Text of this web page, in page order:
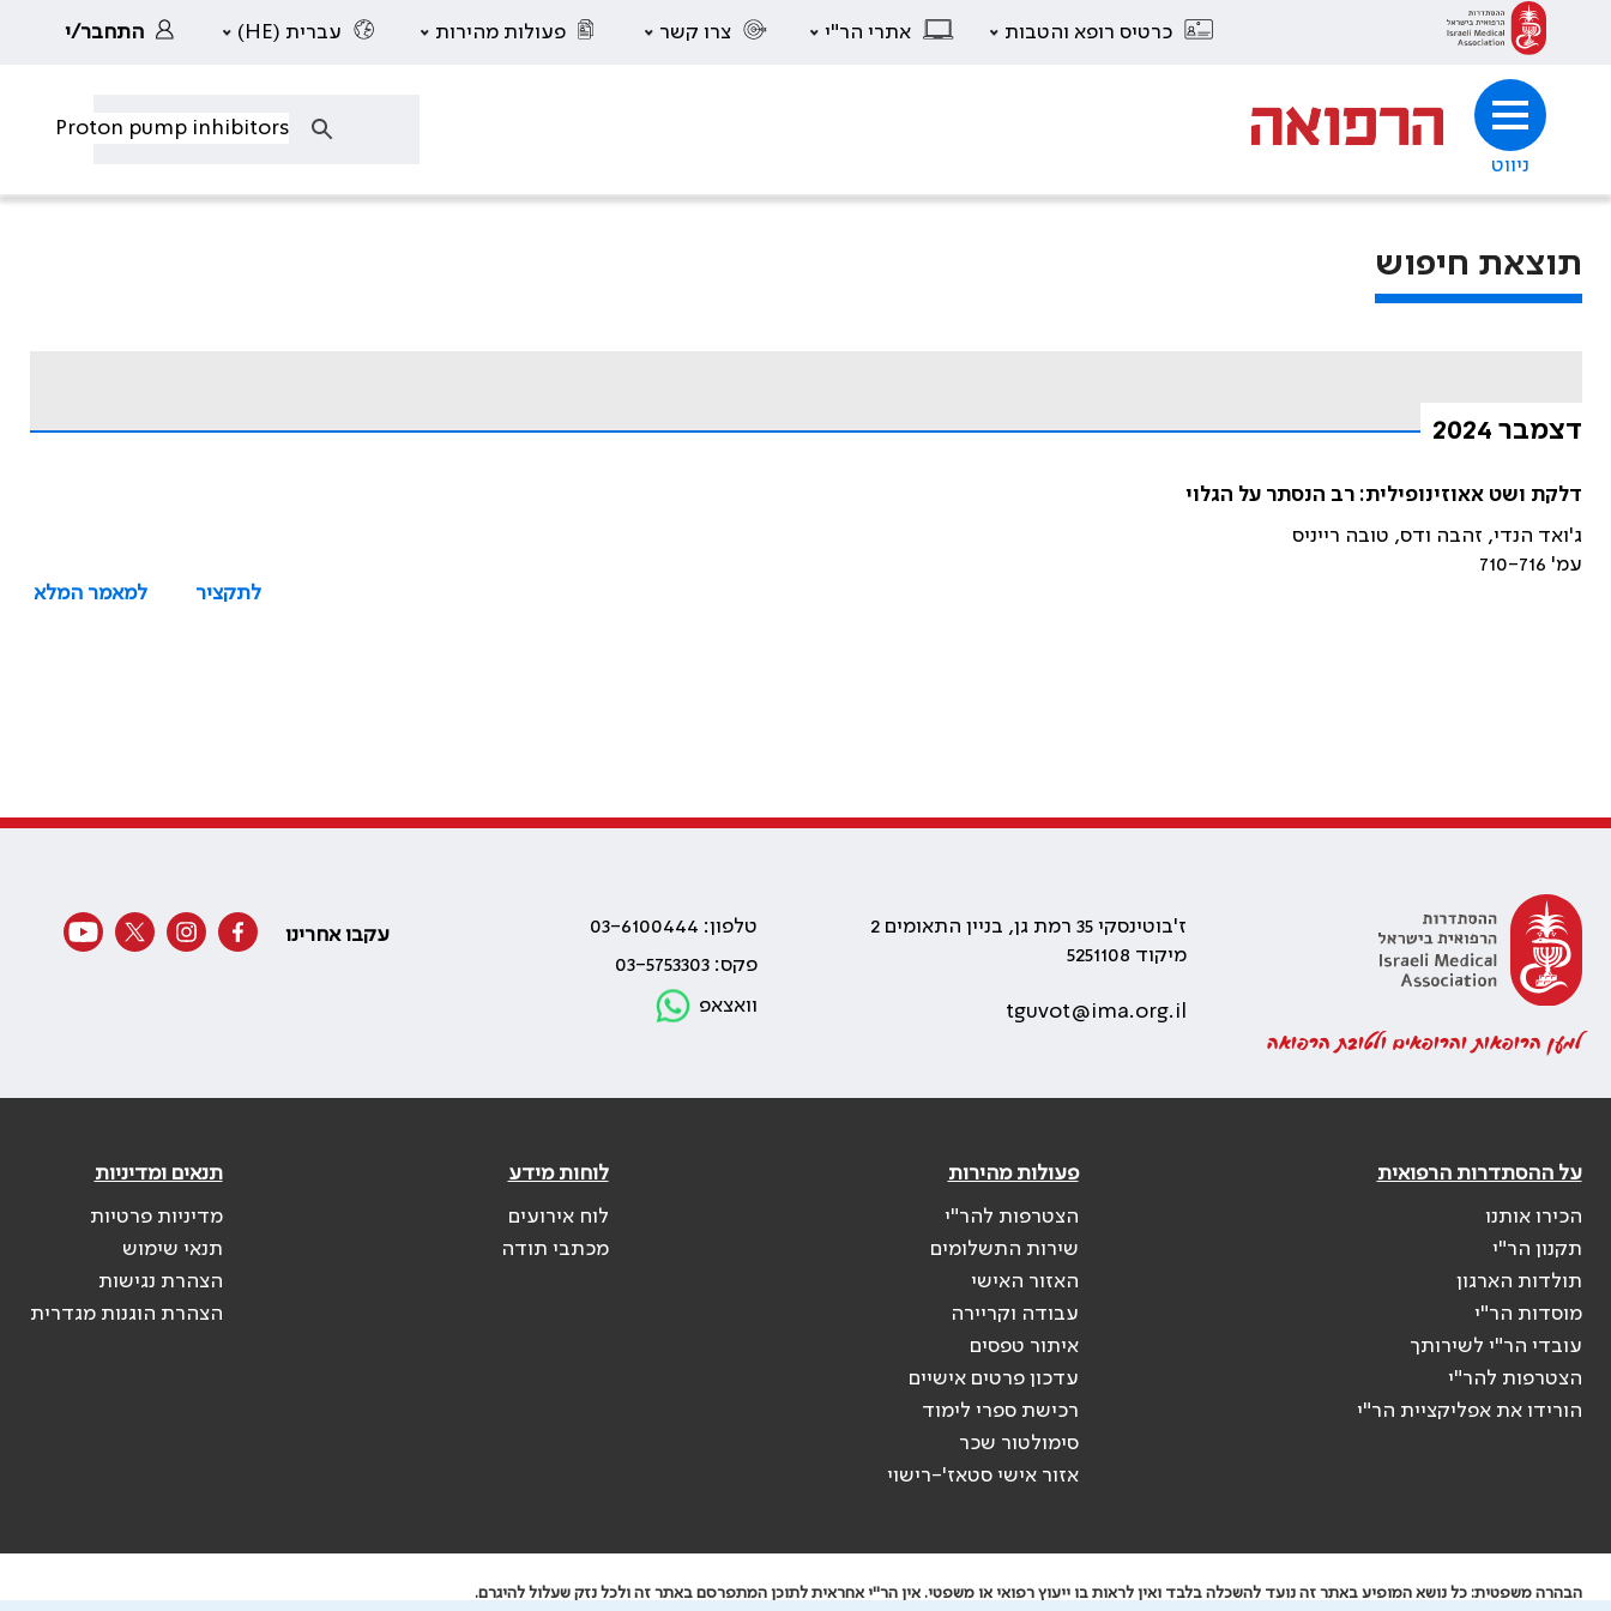
כרטיס רופא והטבות אתרי הר"י צרו קשר פעולות מהירות עברית (HE) התחבר/י
ניווט
תוצאת חיפוש
דצמבר 2024
דלקת ושט אאוזינופילית: רב הנסתר על הגלוי
ג'ואד הנדי, זהבה ודס, טובה רייניס
עמ' 710-716
לתקציר
למאמר המלא
למען הרופאות והרופאים ולטובת הרפואה
ז'בוטינסקי 35 רמת גן, בניין התאומים 2
מיקוד 5251108
tguvot@ima.org.il
טלפון: 03-6100444
פקס: 03-5753303
וואצאפ
עקבו אחרינו
על ההסתדרות הרפואית
הכירו אותנו
תקנון הר"י
תולדות הארגון
מוסדות הר"י
עובדי הר"י לשירותך
הצטרפות להר"י
הורידו את אפליקציית הר"י
פעולות מהירות
הצטרפות להר"י
שירות התשלומים
האזור האישי
עבודה וקריירה
איתור טפסים
עדכון פרטים אישיים
רכישת ספרי לימוד
סימולטור שכר
אזור אישי סטאז'-רישוי
לוחות מידע
לוח אירועים
מכתבי תודה
תנאים ומדיניות
מדיניות פרטיות
תנאי שימוש
הצהרת נגישות
הצהרת הוגנות מגדרית
הבהרה משפטית: כל נושא המופיע באתר זה נועד להשכלה בלבד ואין לראות בו ייעוץ רפואי או משפטי. אין הר"י אחראית לתוכן המתפרסם באתר זה ולכל נזק שעלול להיגרם.